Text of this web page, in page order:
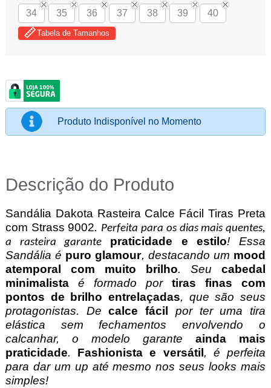
34
35 36 37 38 39 40
Tabela de Tamanhos
Produto Indisponível no Momento
Descrição do Produto
Sandália Dakota Rasteira Calce Fácil Tiras Preta
com Strass 9002. Perfeita para os dias mais quentes,
a rasteira garante praticidade e estilo! Essa
Sandália é puro glamour, destacando um mood
atemporal com muito brilho. Seucabedal
minimalistaé formado portiras finas com
pontos de brilho entrelaçadas, que são seus
protagonistas. Decalce fácil
por ter uma tira
elástica sem fechamentos envolvendo o
calcanhar, o modelo garanteainda mais
praticidade. Fashionista e versátil , é perfeita
para dar um up até mesmo nos seus looks mais
simples!